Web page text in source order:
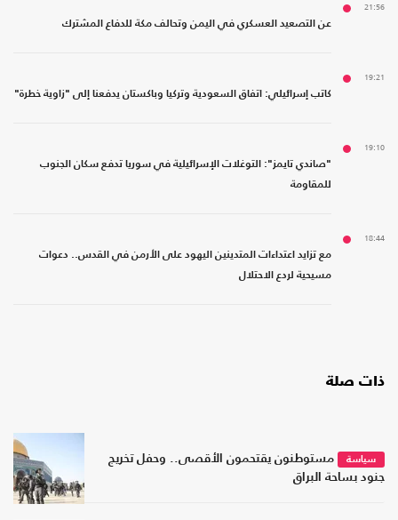
21:56
عن التصعيد العسكري في اليمن وتحالف مكة للدفاع المشترك
19:21
كاتب إسرائيلي: اتفاق السعودية وتركيا وباكستان يدفعنا إلى "زاوية خطرة"
19:10
"صاندي تايمز": التوغلات الإسرائيلية في سوريا تدفع سكان الجنوب
للمقاومة
18:44
مع تزايد اعتداءات المتدينين اليهود على الأرمن في القدس.. دعوات
مسيحية لردع الاحتلال
ذات صلة
سياسة
مستوطنون يقتحمون الأقصى.. وحفل تخريج
جنود بساحة البراق